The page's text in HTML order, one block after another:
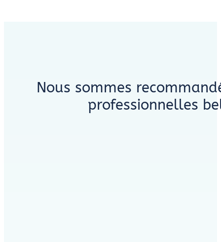
Nous sommes
professionnelles